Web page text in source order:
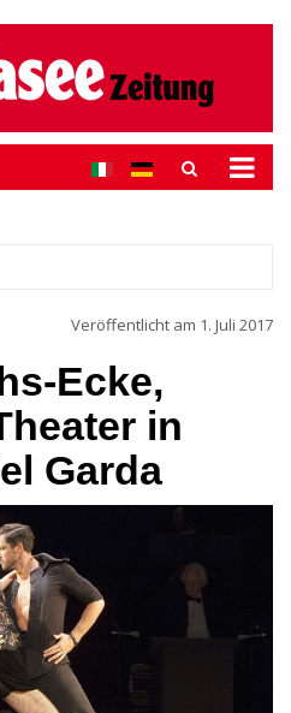
Veröffentlicht am 1. Juli 2017
Ecke,
in
Garda